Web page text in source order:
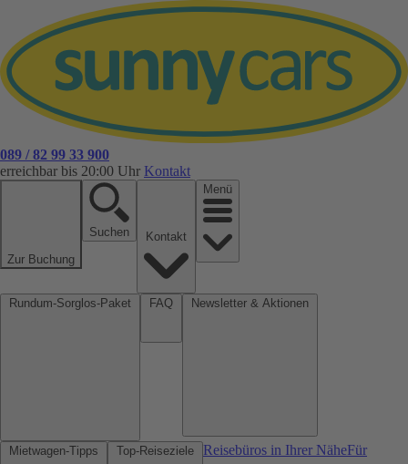
089 / 82 99 33 900
erreichbar bis 20:00 Uhr Kontakt
Zur Buchung
Suchen
Menü
Reisebüros in Ihrer NäheFür